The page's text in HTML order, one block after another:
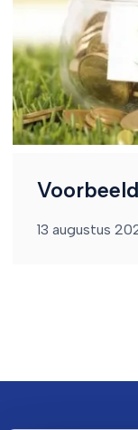
Voorbeeld
13 augustus